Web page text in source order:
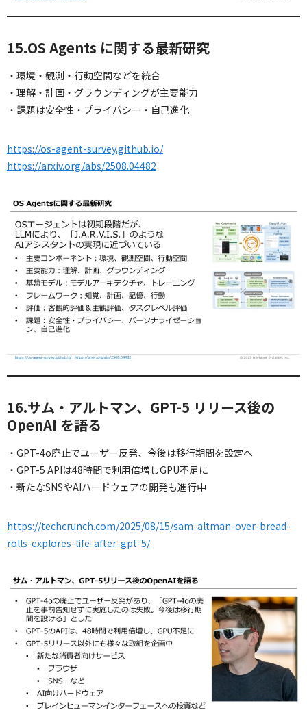
15.OS Agents に関する最新研究
・環境・観測・行動空間などを統合
・理解・計画・グラウンディングが主要能力
・課題は安全性・プライバシー・自己進化
https://os-agent-survey.github.io/
https://arxiv.org/abs/2508.04482
16.サム・アルトマン、GPT-5 リリース後の
OpenAI を語る
・GPT-4o廃止でユーザー反発、今後は移行期間を設定へ
・GPT-5 APIは48時間で利用倍増しGPU不足に
・新たなSNSやAIハードウェアの開発も進行中
https://techcrunch.com/2025/08/15/sam-altman-over-bread-
rolls-explores-life-after-gpt-5/